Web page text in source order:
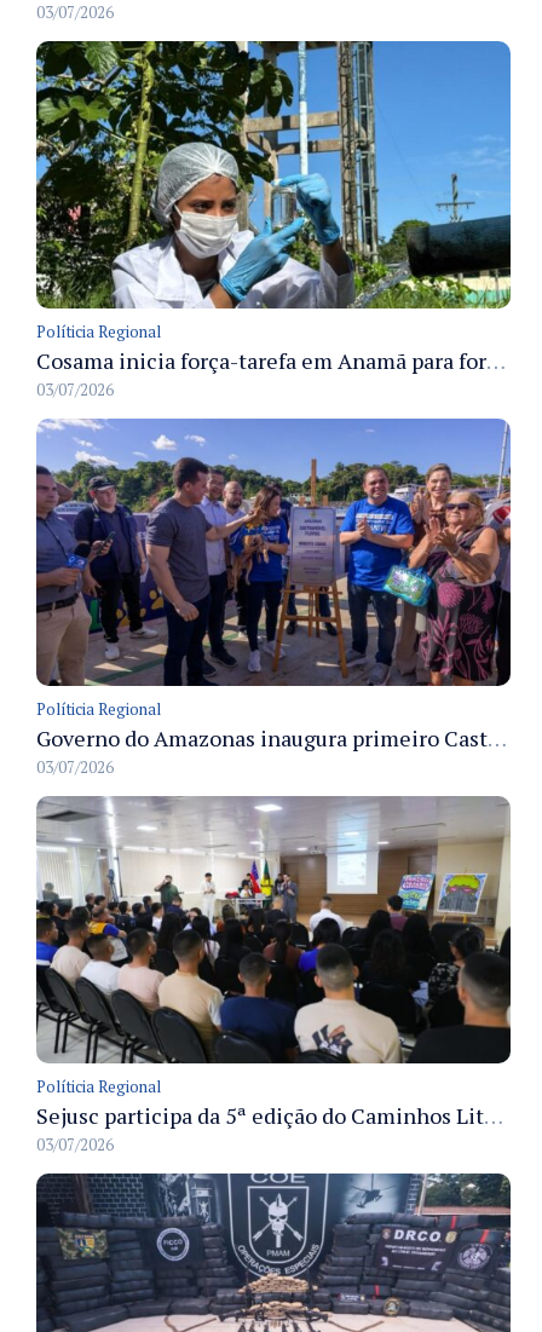
03/07/2026
Políticia Regional
Cosama inicia força-tarefa em Anamã para fortalecer abastecimento de água e segurança hídrica da população
03/07/2026
Políticia Regional
Governo do Amazonas inaugura primeiro Castramóvel Fluvial para atendimento veterinário às comunidades ribeirinhas e castração gratuita
03/07/2026
Políticia Regional
Sejusc participa da 5ª edição do Caminhos Literários com foco na cultura hip-hop nas unidades socioeducativas
03/07/2026